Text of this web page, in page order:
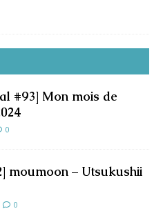
#93] Mon mois de
0
moumoon – Utsukushii
0